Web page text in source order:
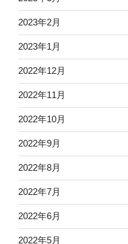
2023年2月
2023年1月
2022年12月
2022年11月
2022年10月
2022年9月
2022年8月
2022年7月
2022年6月
2022年5月